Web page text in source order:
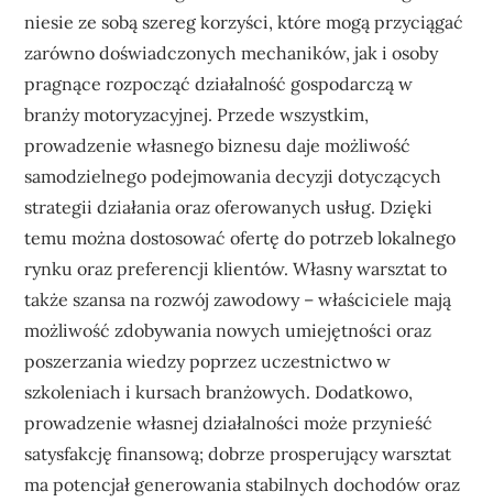
niesie ze sobą szereg korzyści, które mogą przyciągać
zarówno doświadczonych mechaników, jak i osoby
pragnące rozpocząć działalność gospodarczą w
branży motoryzacyjnej. Przede wszystkim,
prowadzenie własnego biznesu daje możliwość
samodzielnego podejmowania decyzji dotyczących
strategii działania oraz oferowanych usług. Dzięki
temu można dostosować ofertę do potrzeb lokalnego
rynku oraz preferencji klientów. Własny warsztat to
także szansa na rozwój zawodowy – właściciele mają
możliwość zdobywania nowych umiejętności oraz
poszerzania wiedzy poprzez uczestnictwo w
szkoleniach i kursach branżowych. Dodatkowo,
prowadzenie własnej działalności może przynieść
satysfakcję finansową; dobrze prosperujący warsztat
ma potencjał generowania stabilnych dochodów oraz